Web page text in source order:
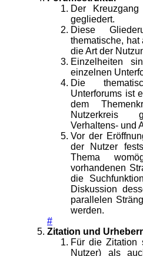
Der
gegliedert.
Diese
thematische, hat
die Art der
Einzelheiten
einzelnen
Die
Unterforums ist
dem
Nutzerkreis
Verhaltens- und
Vor der
der Nutzer
Thema
vorhandenen
die
Diskussion
parallelen
werden.
#
Zitation und
Für die Zitation
Nutzer) als